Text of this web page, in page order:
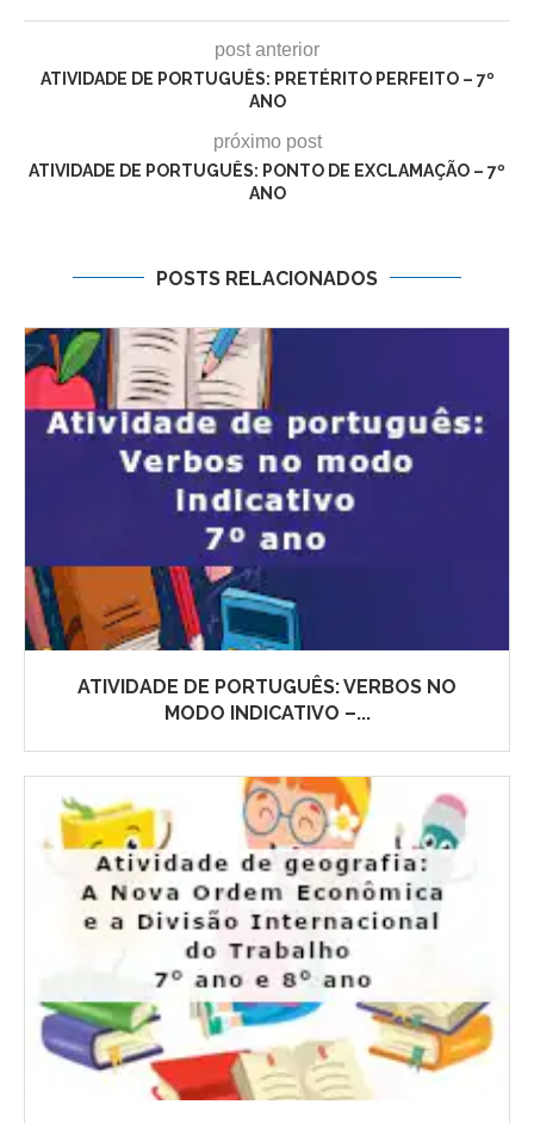
post anterior
ATIVIDADE DE PORTUGUÊS: PRETÉRITO PERFEITO – 7º
ANO
próximo post
ATIVIDADE DE PORTUGUÊS: PONTO DE EXCLAMAÇÃO – 7º
ANO
POSTS RELACIONADOS
ATIVIDADE DE PORTUGUÊS: VERBOS NO
MODO INDICATIVO –...